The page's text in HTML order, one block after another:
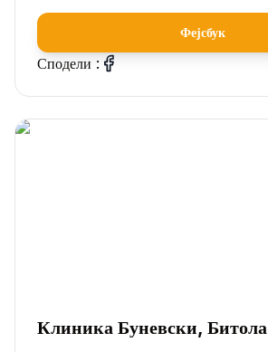
Фејсбук
Сподели :
Клиника Буневски, Битола